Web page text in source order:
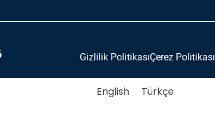
Gizlilik PolitikasıÇerez Politikası
English Türkçe